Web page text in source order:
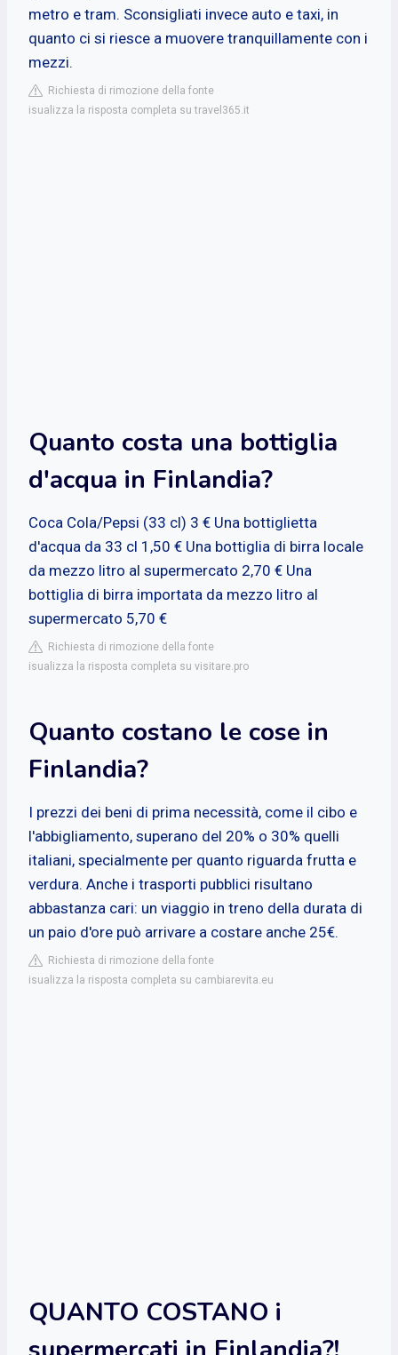
metro e tram. Sconsigliati invece auto e taxi, in
quanto ci si riesce a muovere tranquillamente con i
mezzi.
Richiesta di rimozione della fonte
isualizza la risposta completa su travel365.it
Quanto costa una bottiglia
d'acqua in Finlandia?
Coca Cola/Pepsi (33 cl) 3 € Una bottiglietta
d'acqua da 33 cl 1,50 € Una bottiglia di birra locale
da mezzo litro al supermercato 2,70 € Una
bottiglia di birra importata da mezzo litro al
supermercato 5,70 €
Richiesta di rimozione della fonte
isualizza la risposta completa su visitare.pro
Quanto costano le cose in
Finlandia?
I prezzi dei beni di prima necessità, come il cibo e
l'abbigliamento, superano del 20% o 30% quelli
italiani, specialmente per quanto riguarda frutta e
verdura. Anche i trasporti pubblici risultano
abbastanza cari: un viaggio in treno della durata di
un paio d'ore può arrivare a costare anche 25€.
Richiesta di rimozione della fonte
isualizza la risposta completa su cambiarevita.eu
QUANTO COSTANO i